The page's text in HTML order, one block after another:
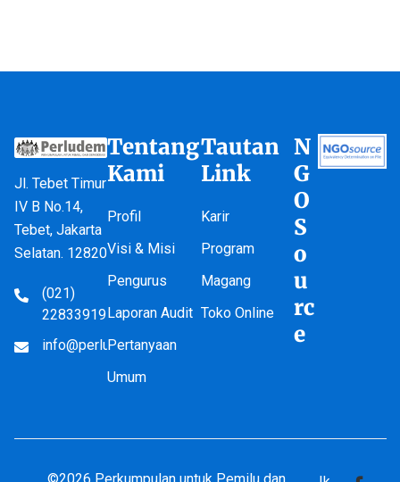
Jl. Tebet Timur
IV B No.14,
Tebet, Jakarta
Selatan. 12820
(021)
22833919
info@perludem.or.id
Tentang
Kami
Profil
Visi & Misi
Pengurus
Laporan Audit
Pertanyaan
Umum
Tautan
Link
Karir
Program
Magang
Toko Online
N
G
O
S
o
u
rc
e